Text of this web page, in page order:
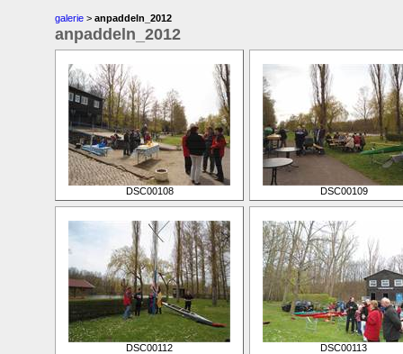
galerie > anpaddeln_2012
anpaddeln_2012
DSC00108 DSC00109
DSC00112 DSC00113